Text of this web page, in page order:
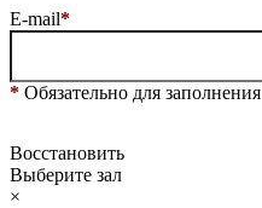
E-mail*
* Обязательно для заполнения
Восстановить
Выберите зал
×